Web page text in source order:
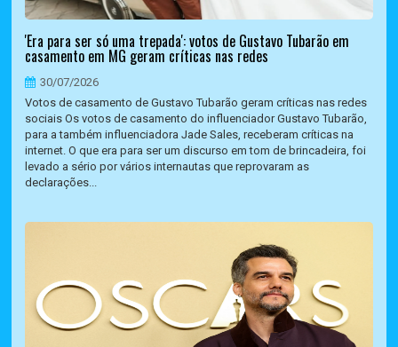
'Era para ser só uma trepada': votos de Gustavo Tubarão em
casamento em MG geram críticas nas redes
30/07/2026
Votos de casamento de Gustavo Tubarão geram críticas nas redes
sociais Os votos de casamento do influenciador Gustavo Tubarão,
para a também influenciadora Jade Sales, receberam críticas na
internet. O que era para ser um discurso em tom de brincadeira, foi
levado a sério por vários internautas que reprovaram as
declarações...